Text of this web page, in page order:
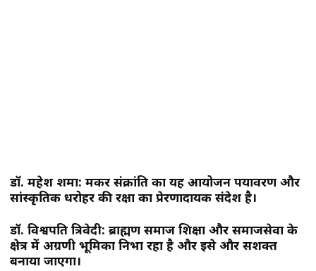
डॉ. महेश शर्मा: मकर संक्रांति का यह आयोजन पर्यावरण और
सांस्कृतिक धरोहर की रक्षा का प्रेरणादायक संदेश है।
डॉ. विश्वपति त्रिवेदी: ब्राह्मण समाज शिक्षा और समाजसेवा के
क्षेत्र में अग्रणी भूमिका निभा रहा है और इसे और सशक्त
बनाया जाएगा।